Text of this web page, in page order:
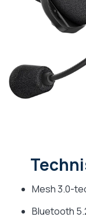
Mesh 3.0-
Bluetooth